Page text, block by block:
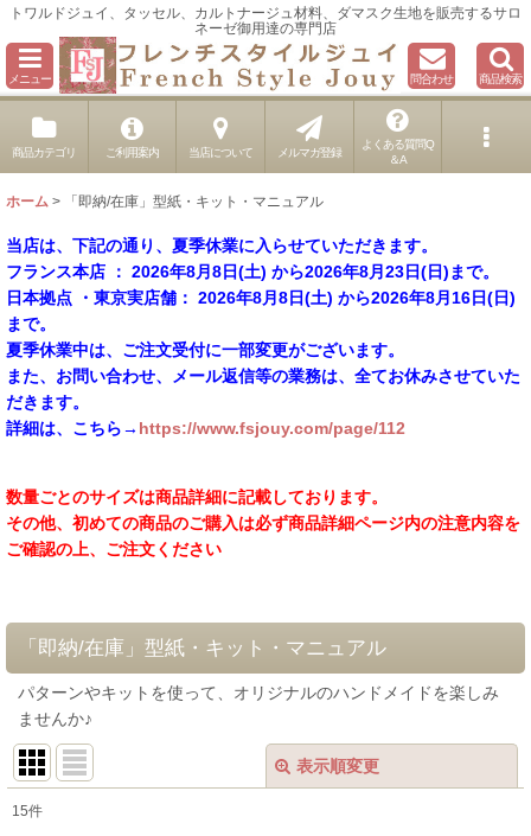
トワルドジュイ、タッセル、カルトナージュ材料、ダマスク生地を販売するサロ
ネーゼ御用達の専門店
メニュー 問合わせ 商品検索
商品カテゴリ ご利用案内 当店について メルマガ登録
よくある質問Q
＆A
ホーム > 「即納/在庫」型紙・キット・マニュアル
当店は、下記の通り、夏季休業に入らせていただきます。
フランス本店 ： 2026年8月8日(土) から2026年8月23日(日)まで。
日本拠点 ・東京実店舗： 2026年8月8日(土) から2026年8月16日(日)
まで。
夏季休業中は、ご注文受付に一部変更がございます。
また、お問い合わせ、メール返信等の業務は、全てお休みさせていた
だきます。
詳細は、こちら→ https://www.fsjouy.com/page/112
数量ごとのサイズは商品詳細に記載しております。
その他、初めての商品のご購入は必ず商品詳細ページ内の注意内容を
ご確認の上、ご注文ください
「即納/在庫」型紙・キット・マニュアル
パターンやキットを使って、オリジナルのハンドメイドを楽しみ
ませんか♪
表示順変更
15件